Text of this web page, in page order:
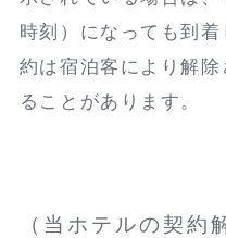
時刻）になっても到
約は宿泊客により解
ることがあります。
（当ホテルの契約